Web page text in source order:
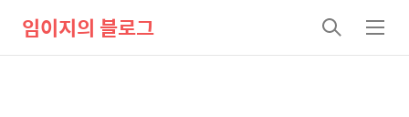
임이지의 블로그
검
색
메
뉴